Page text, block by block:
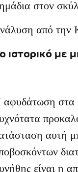
στον
από την
ιστορικό με
στα
αυτή
είναι η